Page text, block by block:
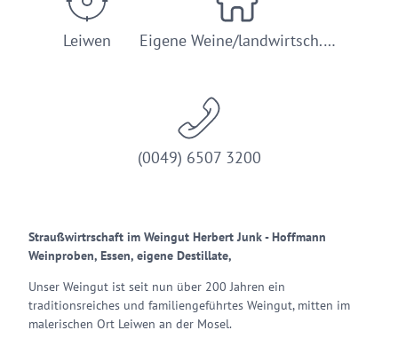
Leiwen Eigene Weine/landwirtsch.…
(0049) 6507 3200
Straußwirtrschaft im Weingut Herbert Junk - Hoffmann
Weinproben, Essen, eigene Destillate,
Unser Weingut ist seit nun über 200 Jahren ein
traditionsreiches und familiengeführtes Weingut, mitten im
malerischen Ort Leiwen an der Mosel.